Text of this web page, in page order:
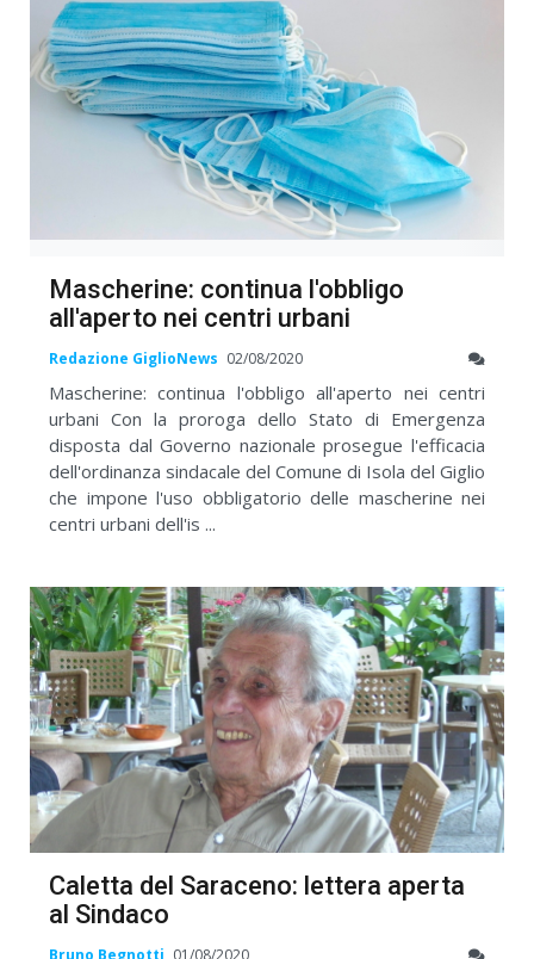
Mascherine: continua l'obbligo
all'aperto nei centri urbani
Redazione GiglioNews 02/08/2020
Mascherine: continua l'obbligo all'aperto nei centri
urbani Con la proroga dello Stato di Emergenza
disposta dal Governo nazionale prosegue l'efficacia
dell'ordinanza sindacale del Comune di Isola del Giglio
che impone l'uso obbligatorio delle mascherine nei
centri urbani dell'is ...
Caletta del Saraceno: lettera aperta
al Sindaco